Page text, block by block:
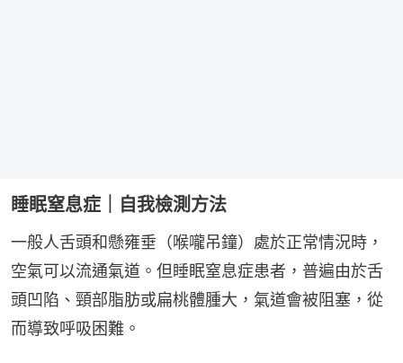
睡眠窒息症｜自我檢測方法
一般人舌頭和懸雍垂（喉嚨吊鐘）處於正常情況時，
空氣可以流通氣道。但睡眠窒息症患者，普遍由於舌
頭凹陷、頸部脂肪或扁桃體腫大，氣道會被阻塞，從
而導致呼吸困難。